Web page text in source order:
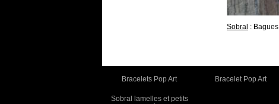
Sobral : Bagues
Bracelets Pop Art Bracelet Pop Art
Sobral lamelles et petits